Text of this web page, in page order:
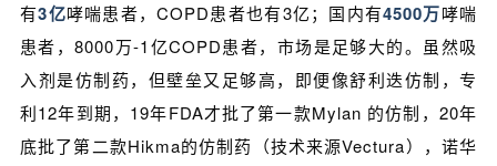
有3亿哮喘患者，COPD患者也有3亿；国内有4500万哮喘
患者，8000万-1亿COPD患者，市场是足够大的。虽然吸
入剂是仿制药，但壁垒又足够高，即便像舒利迭仿制，专
利12年到期，19年FDA才批了第一款Mylan 的仿制，20年
底批了第二款Hikma的仿制药（技术来源Vectura），诺华